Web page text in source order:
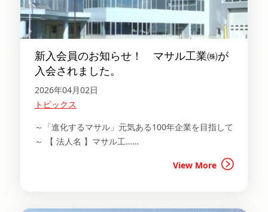
新入会員のお知らせ！ マサル工業㈱が
入会されました。
2026年04月02日
トピックス
～「進化するマサル」元気ある100年企業を目指して
～ 【 法人名 】マサル工……
View More